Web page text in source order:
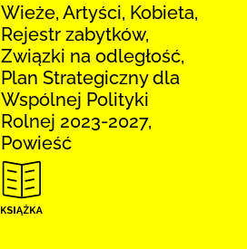
Wieże, Artyści, Kobieta,
Rejestr zabytków,
Związki na odległość,
Plan Strategiczny dla
Wspólnej Polityki
Rolnej 2023-2027,
Powieść